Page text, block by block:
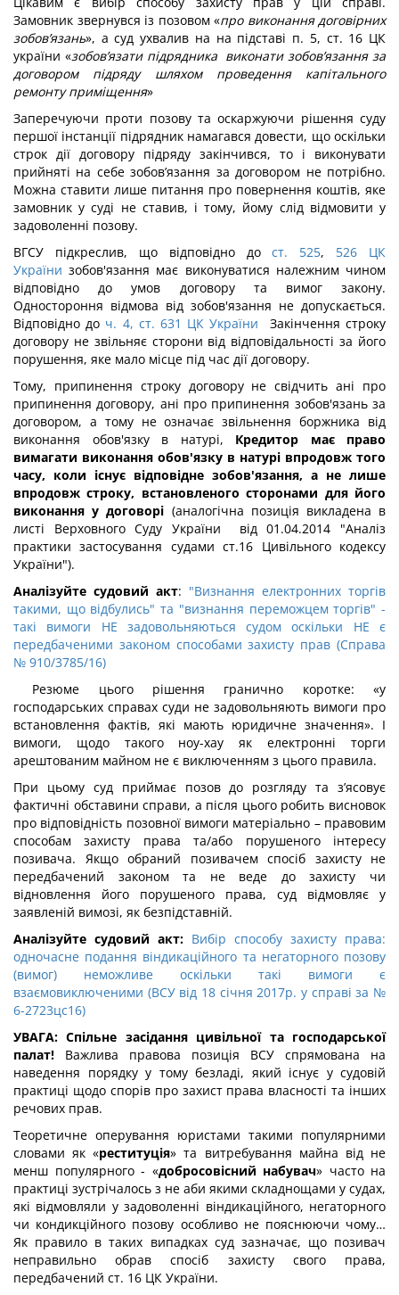
Замовник звернувся із позовом «про виконання договірних
зобов’язань», а суд ухвалив на на підставі п. 5, ст. 16 ЦК
україни «зобов’язати підрядника виконати зобов’язання за
договором підряду шляхом проведення капітального
ремонту приміщення»
Заперечуючи проти позову та оскаржуючи рішення суду
першої інстанції підрядник намагався довести, що оскільки
строк дії договору підряду закінчився, то і виконувати
прийняті на себе зобов’язання за договором не потрібно.
Можна ставити лише питання про повернення коштів, яке
замовник у суді не ставив, і тому, йому слід відмовити у
задоволенні позову.
ВГСУ підкреслив, що відповідно дост. 525, 526 ЦК
України зобов'язання має виконуватися належним чином
відповідно до умов договору та вимог закону.
Одностороння відмова від зобов'язання не допускається.
Відповідно до ч. 4, ст. 631 ЦК України Закінчення строку
договору не звільняє сторони від відповідальності за його
порушення, яке мало місце під час дії договору.
Тому, припинення строку договору не свідчить ані про
припинення договору, ані про припинення зобов'язань за
договором, а тому не означає звільнення боржника від
виконання обов'язку в натурі, Кредитор має право
вимагати виконання обов'язку в натурі впродовж того
часу, коли існує відповідне зобов'язання, а не лише
впродовж строку, встановленого сторонами для його
виконання у договорі (аналогічна позиція викладена в
листі Верховного Суду України від 01.04.2014 "Аналіз
практики застосування судами ст.16 Цивільного кодексу
України").
Аналізуйте судовий акт: "Визнання електронних торгів
такими, що відбулись" та "визнання переможцем торгів" -
такі вимоги НЕ задовольняються судом оскільки НЕ є
передбаченими законом способами захисту прав (Справа
№ 910/3785/16)
Резюме цього рішення гранично коротке: «у
господарських справах суди не задовольняють вимоги про
встановлення фактів, які мають юридичне значення». І
вимоги, щодо такого ноу-хау як електронні торги
арештованим майном не є виключенням з цього правила.
При цьому суд приймає позов до розгляду та з’ясовує
фактичні обставини справи, а після цього робить висновок
про відповідність позовної вимоги матеріально – правовим
способам захисту права та/або порушеного інтересу
позивача. Якщо обраний позивачем спосіб захисту не
передбачений законом та не веде до захисту чи
відновлення його порушеного права, суд відмовляє у
заявленій вимозі, як безпідставній.
Аналізуйте судовий акт: Вибір способу захисту права:
одночасне подання віндикаційного та негаторного позову
(вимог) неможливе оскільки такі вимоги є
взаємовиключеними (ВСУ від 18 січня 2017р. у справі за №
6-2723цс16)
УВАГА: Спільне засідання цивільної та господарської
палат! Важлива правова позиція ВСУ спрямована на
наведення порядку у тому безладі, який існує у судовій
практиці щодо спорів про захист права власності та інших
речових прав.
Теоретичне оперування юристами такими популярними
словами як «реституція» та витребування майна від не
менш популярного - «добросовісний набувач» часто на
практиці зустрічалось з не аби якими складнощами у судах,
які відмовляли у задоволенні віндикаційного, негаторного
чи кондикційного позову особливо не пояснюючи чому…
Як правило в таких випадках суд зазначає, що позивач
неправильно обрав спосіб захисту свого права,
передбачений ст. 16 ЦК України.